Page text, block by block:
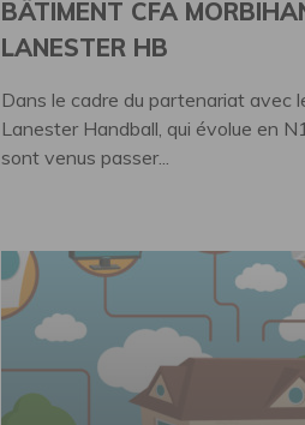
BÂTIMENT CFA
LANESTER HB
Dans le cadre du partenariat avec
Lanester Handball, qui évolue en
sont venus passer...